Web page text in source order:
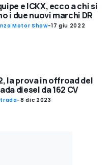
e ICKX, ecco a chi si
i due nuovi marchi DR
Motor Show-17 giu 2022
la prova in offroad del
diesel da 162 CV
-8 dic 2023